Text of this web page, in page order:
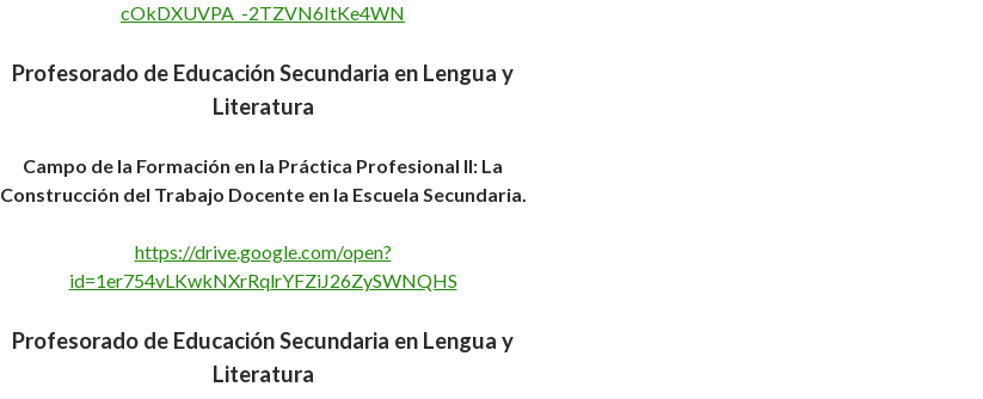
cOkDXUVPA_-2TZVN6ItKe4WN
Profesorado de Educación Secundaria en Lengua y
Literatura
Campo de la Formación en la Práctica Profesional II: La
Construcción del Trabajo Docente en la Escuela Secundaria.
https://drive.google.com/open?
id=1er754vLKwkNXrRqlrYFZiJ26ZySWNQHS
Profesorado de Educación Secundaria en Lengua y
Literatura